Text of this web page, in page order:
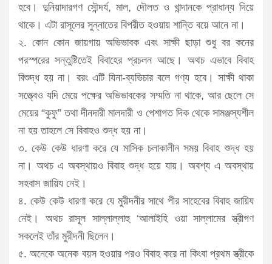
হবে। দুনিয়াদারগণ সৌন্দর্য, মাল, দৌলত ও খান্দানকে প্রাধান্য দিয়ে
থাকে। এটা রাসূলের সুন্নাতের বিপরীত হওয়ায় শান্তি বয়ে আনে না।
২. কোন কোন জায়গায় অভিভাবক এবং সাক্ষী ছাড়া শুধু বর কনের
পরস্পরের সন্তুষ্টিতেই বিবাহের প্রচলন আছে। অথচ এভাবে বিবাহ
বিশুদ্ধ হয় না। বরং এটি যিনা-ব্যভিচার বলে গণ্য হবে। সাক্ষী থাকা
সত্ত্বেও যদি মেয়ে পক্ষের অভিভাবকের সম্মতি না থাকে, আর ছেলে সে
মেয়ের “কুফু” তথা দীনদারী মালদারী ও পেশাগত দিক থেকে সামঞ্জস্যশীল
না হয় তাহলে সে বিবাহও শুদ্ধ হয় না।
৩. কেউ কেউ ধারণা করে যে মাসিক চলাকালীন সময় বিবাহ শুদ্ধ হয়
না। অথচ এ অবস্থায়ও বিবাহ শুদ্ধ হয়ে যায়। অবশ্য এ অবস্থায়
সহবাস জায়িয নেই।
৪. কেউ কেউ ধারণা করে যে মুরীদনীর সাথে পীর সাহেবের বিবাহ জায়িয
নেই। অথচ রাসূল সাল্লাল্লাহু ‘আলাইহি ওয়া সাল্লামের স্ত্রীগণ
সকলেই তাঁর মুরীদনী ছিলেন।
৫. অনেকে অনেক বয়স হওয়ার পরও বিবাহ করে না কিংবা প্রথম স্ত্রীকে